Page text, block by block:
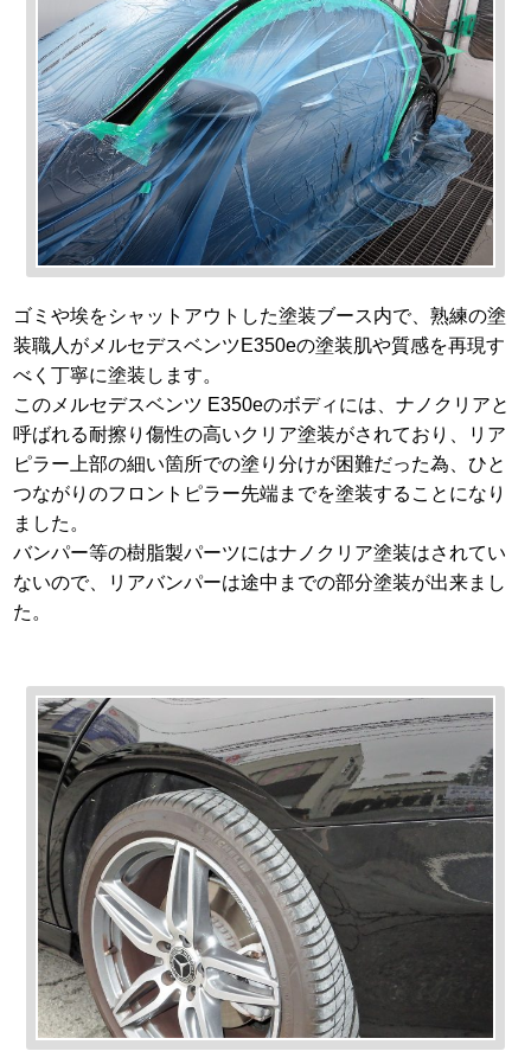
ゴミや埃をシャットアウトした塗装ブース内で、熟練の塗
装職人がメルセデスベンツE350eの塗装肌や質感を再現す
べく丁寧に塗装します。
このメルセデスベンツ E350eのボディには、ナノクリアと
呼ばれる耐擦り傷性の高いクリア塗装がされており、リア
ピラー上部の細い箇所での塗り分けが困難だった為、ひと
つながりのフロントピラー先端までを塗装することになり
ました。
バンパー等の樹脂製パーツにはナノクリア塗装はされてい
ないので、リアバンパーは途中までの部分塗装が出来まし
た。